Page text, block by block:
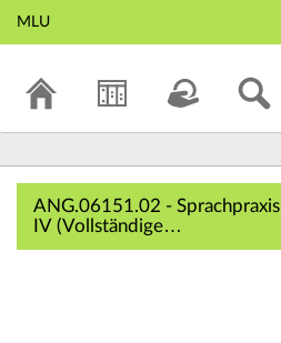
MLU
ANG.06151.02 - Sprachpraxis
IV (Vollständige
Modulbeschreibung)